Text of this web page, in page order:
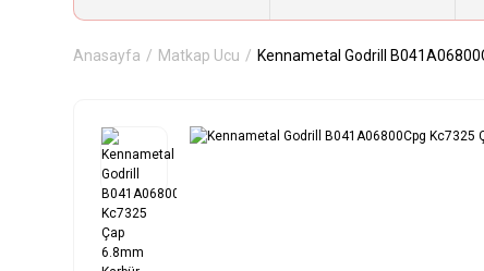
Anasayfa Matkap Ucu Kennametal Godrill